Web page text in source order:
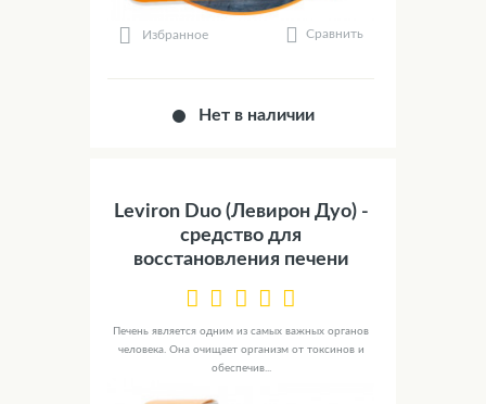
Избранное Сравнить
Нет в наличии
Leviron Duo (Левирон Дуо) -
средство для
восстановления печени
Печень является одним из самых важных органов
человека. Она очищает организм от токсинов и
обеспечив...